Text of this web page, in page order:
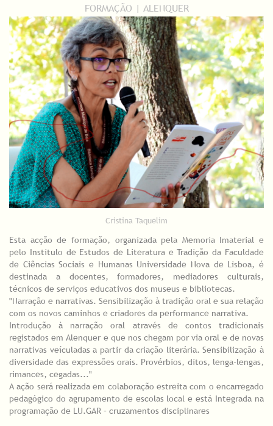
FORMAÇÃO | ALENQUER
Cristina Taquelim
Esta acção de formação, organizada pela Memoria Imaterial e
pelo Institulo de Estudos de Literatura e Tradição da Faculdade
de Ciências Sociais e Humanas Universidade Nova de Lisboa, é
destinada a docentes, formadores, mediadores culturais,
técnicos de serviços educativos dos museus e bibliotecas.
"Narração e narrativas. Sensibilização à tradição oral e sua relação
com os novos caminhos e criadores da performance narrativa.
Introdução à narração oral através de contos tradicionais
registados em Alenquer e que nos chegam por via oral e de novas
narrativas veículadas a partir da criação literária. Sensibilização à
diversidade das expressões orais. Provérbios, ditos, lenga-lengas,
rimances, cegadas..."
A ação será realizada em colaboração estreita com o encarregado
pedagógico do agrupamento de escolas local e está Integrada na
programação de LU.GAR – cruzamentos disciplinares